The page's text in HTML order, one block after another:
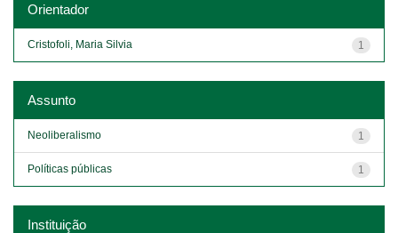
Orientador
1
Cristofoli, Maria Silvia
Assunto
1
Neoliberalismo
1
Políticas públicas
Instituição